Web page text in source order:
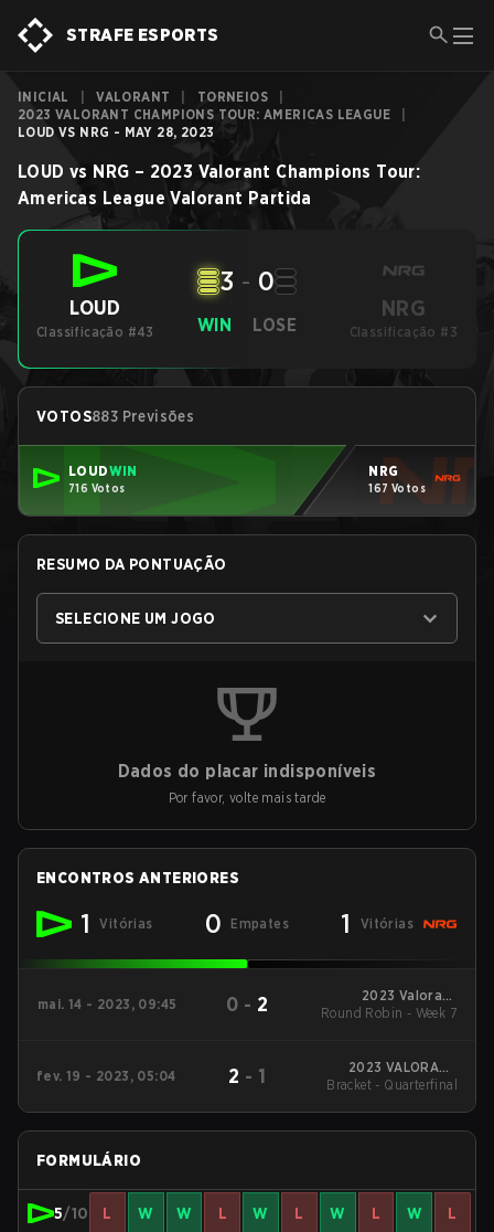
STRAFE ESPORTS
INICIAL VALORANT TORNEIOS
2023 VALORANT CHAMPIONS TOUR: AMERICAS LEAGUE
LOUD VS NRG - MAY 28, 2023
LOUD vs NRG – 2023 Valorant Champions Tour:
Americas League Valorant Partida
LOUD
Classificação #43 WIN
3 - 0
LOSE
NRG
Classificação #3
VOTOS883 Previsões
LOUDWIN
716 Votos
NRG
167 Votos
RESUMO DA PONTUAÇÃO
SELECIONE UM JOGO
Dados do placar indisponíveis
Por favor, volte mais tarde
ENCONTROS ANTERIORES
1 Vitórias 0 Empates 1 Vitórias
mai. 14 - 2023, 09:45 0 - 2
2023 Valorant
Champions Tour:
Round Robin - Week 7
fev. 19 - 2023, 05:04 2 - 1
2023 VALORANT
Champions Tour:
Bracket - Quarterfinal
FORMULÁRIO
5/10 L W W L W L W L W L